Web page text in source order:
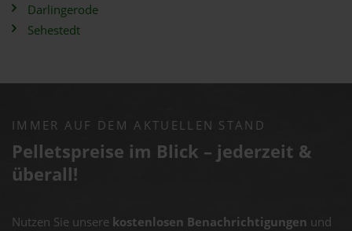
Darlingerode
Sehestedt
IMMER AUF DEM AKTUELLEN STAND
Pelletspreise im Blick – jederzeit &
überall!
Nutzen Sie unsere kostenlosen Benachrichtigungen und